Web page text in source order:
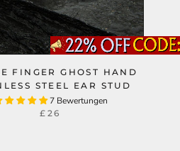
FINGER GHOST HAND
STEEL EAR STUD
7 Bewertungen
£26